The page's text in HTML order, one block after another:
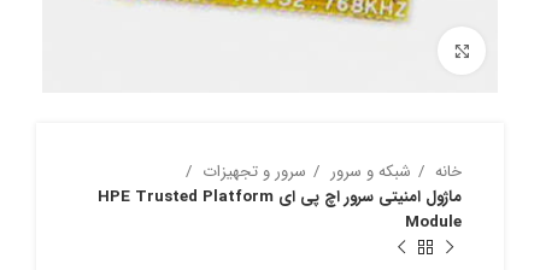
خانه شبکه و سرور
سرور و تجهیزات
ماژول امنیتی سرور اچ پی ای HPE Trusted Platform
Module